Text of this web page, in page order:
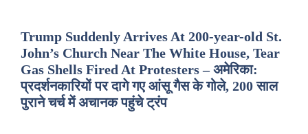
Trump Suddenly Arrives At 200-year-old St.
John’s Church Near The White House, Tear
Gas Shells Fired At Protesters – अमेरिका:
प्रदर्शनकारियों पर दागे गए आंसू गैस के गोले, 200 साल
पुराने चर्च में अचानक पहुंचे ट्रंप